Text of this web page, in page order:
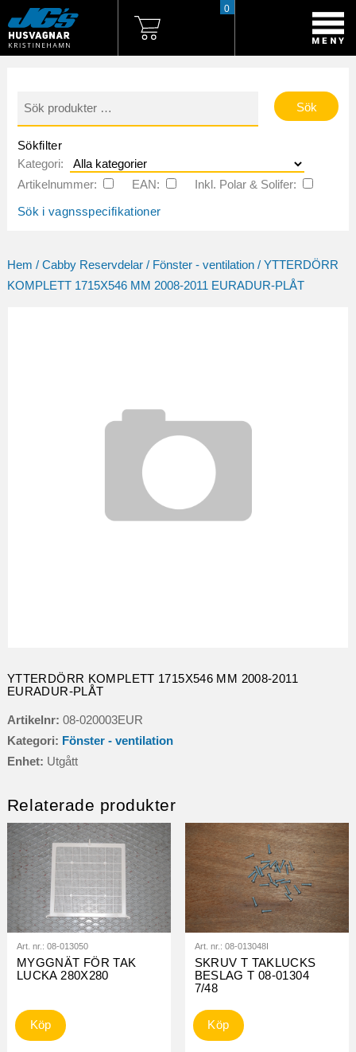
0
efter:
Sökfilter
Kategori:
Artikelnummer:
EAN:
Inkl. Polar & Solifer:
Sök i vagnsspecifikationer
Hem / Cabby Reservdelar/ Fönster - ventilation/ YTTERDÖRR
KOMPLETT 1715X546 MM 2008-2011 EURADUR-PLÅT
YTTERDÖRR KOMPLETT 1715X546 MM 2008-2011
EURADUR-PLÅT
Artikelnr: 08-020003EUR
Kategori: Fönster - ventilation
Enhet: Utgått
Relaterade produkter
Art. nr.: 08-013050
MYGGNÄT FÖR TAK
LUCKA 280X280
Köp
Art. nr.: 08-013048I
SKRUV T TAKLUCKS
BESLAG T 08-01304
7/48
Köp